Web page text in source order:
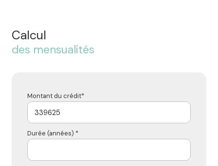
Calcul
des mensualités
Montant du crédit*
Durée (années) *